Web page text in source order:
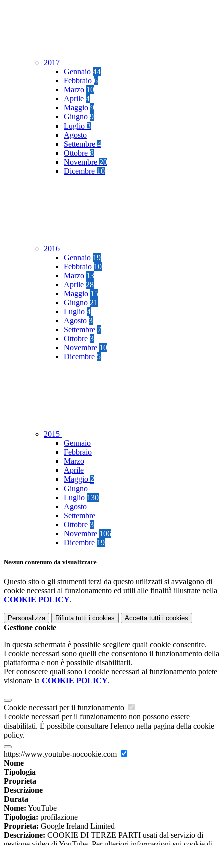
2017
Gennaio 44
Febbraio 6
Marzo 10
Aprile 4
Maggio 9
Giugno 9
Luglio 3
Agosto
Settembre 4
Ottobre 8
Novembre 20
Dicembre 10
2016
Gennaio 19
Febbraio 10
Marzo 13
Aprile 28
Maggio 15
Giugno 21
Luglio 4
Agosto 3
Settembre 7
Ottobre 3
Novembre 10
Dicembre 5
2015
Gennaio
Febbraio
Marzo
Aprile
Maggio 2
Giugno
Luglio 130
Agosto
Settembre
Ottobre 3
Novembre 106
Dicembre 19
Nessun contenuto da visualizzare
Questo sito o gli strumenti terzi da questo utilizzati si avvalgono di
cookie necessari al funzionamento ed utili alle finalità illustrate nella
COOKIE POLICY.
Personalizza Rifiuta tutti i cookies Accetta tutti i cookies
Gestione cookie
In questa schermata è possibile scegliere quali cookie consentire.
I cookie necessari sono quelli che consentono il funzionamento della
piattaforma e non è possibile disabilitarli.
Per conoscere quali sono i cookie necessari al funzionamento potete
visionare la COOKIE POLICY.
Cookie necessari per il funzionamento
I cookie necessari per il funzionamento non possono essere
disabilitati. È possibile consultare l'elenco nella pagina della cookie
policy.
https://www.youtube-nocookie.com
Nome
Tipologia
Proprieta
Descrizione
Durata
Nome: YouTube
Tipologia: profilazione
Proprieta: Google Ireland Limited
Descrizione: COOKIE DI TERZE PARTI usati dal servizio di